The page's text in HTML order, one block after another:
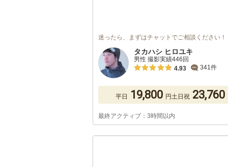
迷ったら、まずはチャットでご相談ください！
タカハシ ヒロユキ
男性 撮影実績446回
4.93
341件
平日 19,800 円土日祝 23,760
最終アクティブ：3時間以内